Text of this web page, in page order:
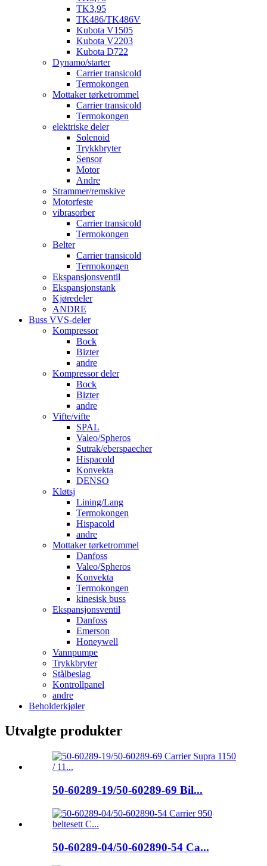
TK3,95
TK486/TK486V
Kubota V1505
Kubota V2203
Kubota D722
Dynamo/starter
Carrier transicold
Termokongen
Mottaker tørketrommel
Carrier transicold
Termokongen
elektriske deler
Solenoid
Trykkbryter
Sensor
Motor
Andre
Strammer/remskive
Motorfeste
vibrasorber
Carrier transicold
Termokongen
Belter
Carrier transicold
Termokongen
Ekspansjonsventil
Ekspansjonstank
Kjøredeler
ANDRE
Buss VVS-deler
Kompressor
Bock
Bizter
andre
Kompressor deler
Bock
Bizter
andre
Vifte/vifte
SPAL
Valeo/Spheros
Sutrak/eberspaecher
Hispacold
Konvekta
DENSO
Kløtsj
Lining/Lang
Termokongen
Hispacold
andre
Mottaker tørketrommel
Danfoss
Valeo/Spheros
Konvekta
Termokongen
kinesisk buss
Ekspansjonsventil
Danfoss
Emerson
Honeywell
Vannpumpe
Trykkbryter
Stålbeslag
Kontrollpanel
andre
Beholderkjøler
Utvalgte produkter
50-60289-19/50-60289-69 Bil...
50-60289-04/50-602890-54 Ca...